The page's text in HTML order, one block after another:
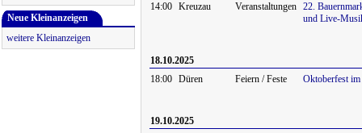
Neue Kleinanzeigen
weitere Kleinanzeigen
14:00 Kreuzau Veranstaltungen 22.
und Live-
18.10.2025
18:00 Düren Feiern / Feste Oktoberfest
19.10.2025